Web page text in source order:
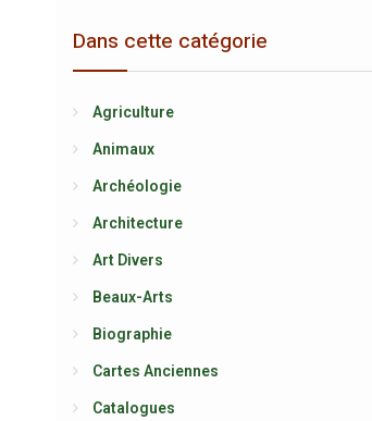
Dans cette catégorie
Agriculture
Animaux
Archéologie
Architecture
Art Divers
Beaux-Arts
Biographie
Cartes Anciennes
Catalogues